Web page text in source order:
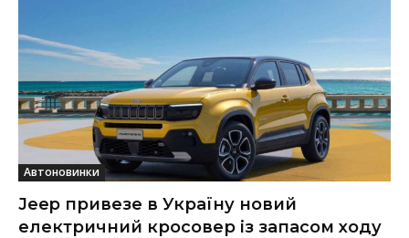
Автоновинки
Jeep привезе в Україну новий
електричний кросовер із запасом ходу